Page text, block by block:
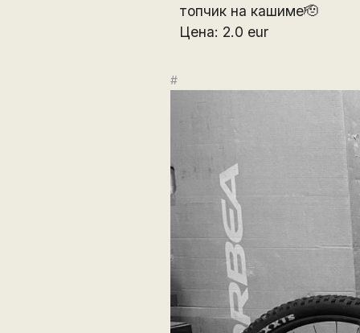
топчик на кашиме🫡
Цена: 2.0 eur
#